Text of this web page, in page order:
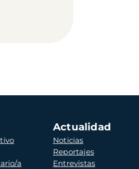
a
Actualidad
Noticias
Reportajes
Entrevistas